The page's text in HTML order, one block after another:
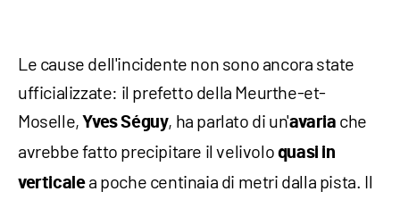
Le cause dell'incidente non sono ancora state
ufficializzate: il prefetto della Meurthe-et-
Moselle,Yves Séguy, ha parlato di un'avaria che
avrebbe fatto precipitare il velivolo quasi in
verticalea poche centinaia di metri dalla pista. Il